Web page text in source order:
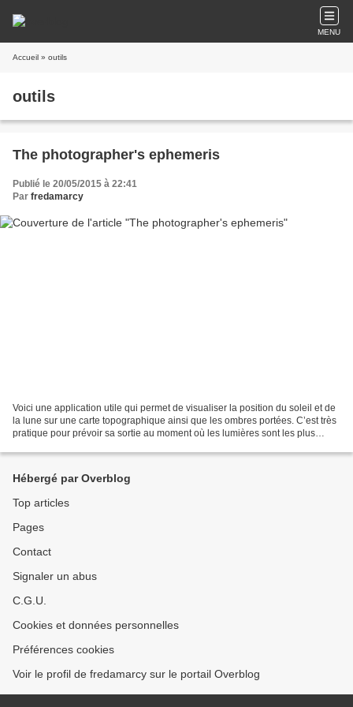
MENU
Accueil » outils
outils
The photographer's ephemeris
Publié le 20/05/2015 à 22:41
Par fredamarcy
Voici une application utile qui permet de visualiser la position du soleil et de
la lune sur une carte topographique ainsi que les ombres portées. C’est très
pratique pour prévoir sa sortie au moment où les lumières sont les plus
Hébergé par Overblog
Top articles
Pages
Contact
Signaler un abus
C.G.U.
Cookies et données personnelles
Préférences cookies
Voir le profil de fredamarcy sur le portail Overblog